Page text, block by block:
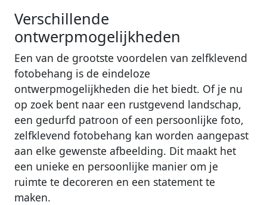
Verschillende
ontwerpmogelijkheden
Een van de grootste voordelen van zelfklevend
fotobehang is de eindeloze
ontwerpmogelijkheden die het biedt. Of je nu
op zoek bent naar een rustgevend landschap,
een gedurfd patroon of een persoonlijke foto,
zelfklevend fotobehang kan worden aangepast
aan elke gewenste afbeelding. Dit maakt het
een unieke en persoonlijke manier om je
ruimte te decoreren en een statement te
maken.